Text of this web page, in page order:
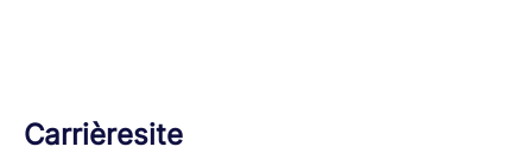
Carrièresite